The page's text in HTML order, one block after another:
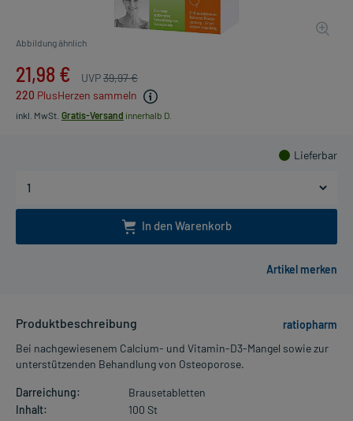
Abbildung ähnlich
21,98 € UVP39,97 €
220 PlusHerzen sammeln
inkl. MwSt. Gratis-Versand innerhalb D.
Lieferbar
In den Warenkorb
Produktbeschreibung
ratiopharm
Bei nachgewiesenem Calcium- und Vitamin-D3-Mangel sowie zur
unterstützenden Behandlung von Osteoporose.
Darreichung:
Brausetabletten
Inhalt:
100 St